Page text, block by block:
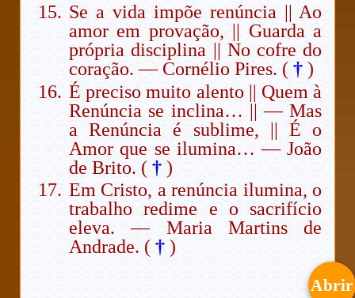
Se a vida impõe renúncia || Ao
amor em provação, || Guarda a
própria disciplina || No cofre do
coração. — Cornélio Pires. († )
É preciso muito alento || Quem à
Renúncia se inclina… || — Mas
a Renúncia é sublime, || É o
Amor que se ilumina… — João
de Brito. († )
Em Cristo, a renúncia ilumina, o
trabalho redime e o sacrifício
eleva. — Maria Martins de
Andrade. († )
Abrir